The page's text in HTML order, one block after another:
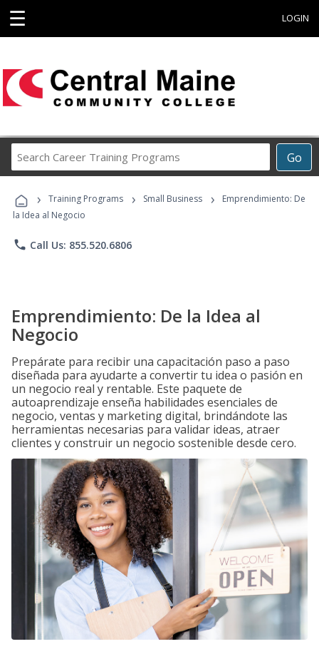
☰ LOGIN
Go
Career
Programs
› Training Programs › Small Business ›
Emprendimiento: De
la Idea al Negocio
phone Call Us: 855.520.6806
Emprendimiento: De la Idea al
Negocio
Prepárate para recibir una capacitación paso a paso
diseñada para ayudarte a convertir tu idea o pasión en
un negocio real y rentable. Este paquete de
autoaprendizaje enseña habilidades esenciales de
negocio, ventas y marketing digital, brindándote las
herramientas necesarias para validar ideas, atraer
clientes y construir un negocio sostenible desde cero.